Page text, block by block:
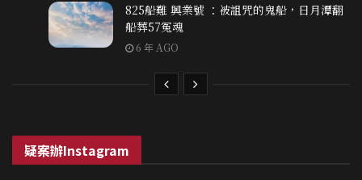
825船難 興業號 ：被詛咒的鬼船，日月潭翻
船葬57冤魂
6 年 AGO
疑案辦Instagram